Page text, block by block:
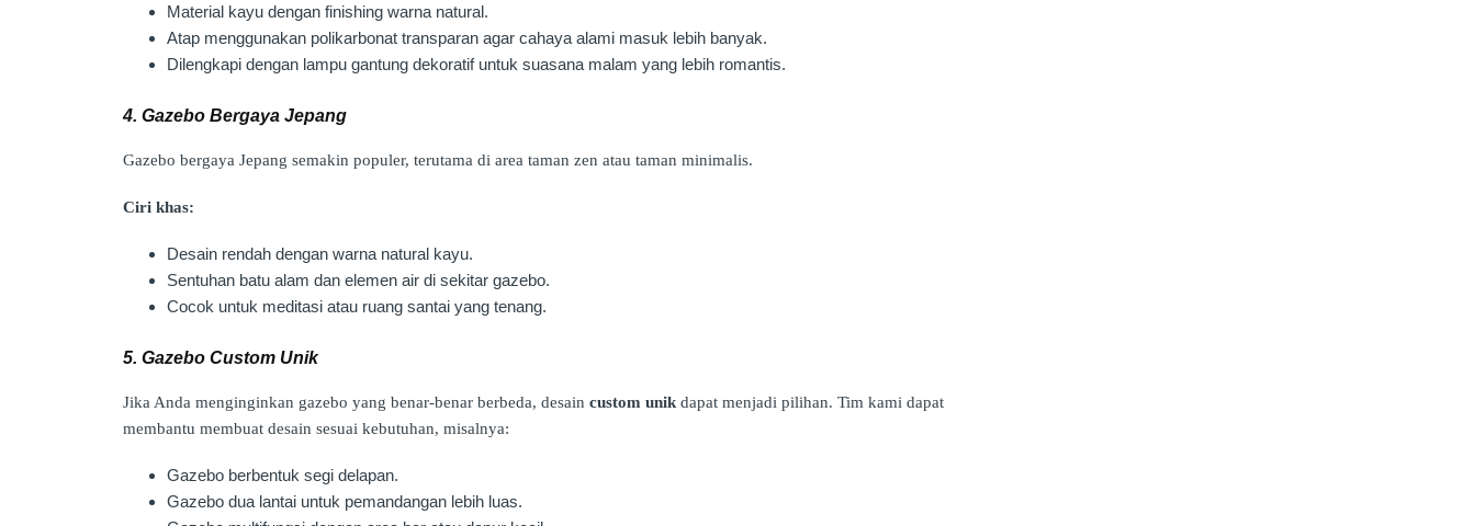
Material kayu dengan finishing warna natural.
Atap menggunakan polikarbonat transparan agar cahaya alami masuk lebih banyak.
Dilengkapi dengan lampu gantung dekoratif untuk suasana malam yang lebih romantis.
4. Gazebo Bergaya Jepang
Gazebo bergaya Jepang semakin populer, terutama di area taman zen atau taman minimalis.
Ciri khas:
Desain rendah dengan warna natural kayu.
Sentuhan batu alam dan elemen air di sekitar gazebo.
Cocok untuk meditasi atau ruang santai yang tenang.
5. Gazebo Custom Unik
Jika Anda menginginkan gazebo yang benar-benar berbeda, desain custom unikdapat menjadi pilihan. Tim kami dapat
membantu membuat desain sesuai kebutuhan, misalnya:
Gazebo berbentuk segi delapan.
Gazebo dua lantai untuk pemandangan lebih luas.